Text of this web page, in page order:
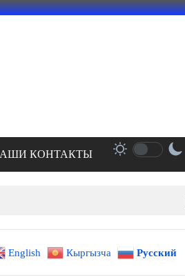
КОНТАКТЫ
English Кыргызча Русский